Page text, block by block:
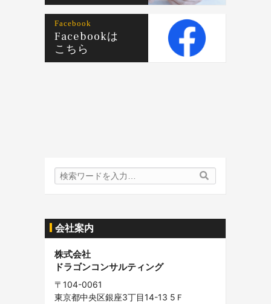
Facebook
Facebookは
こちら
検
索
会社案内
株式会社
ドラゴンコンサルティング
〒104-0061
東京都中央区銀座3丁目14-13 5Ｆ